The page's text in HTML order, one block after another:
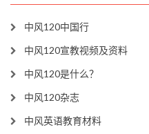
中风120中国行
中风120宣教视频及资料
中风120是什么？
中风120杂志
中风英语教育材料